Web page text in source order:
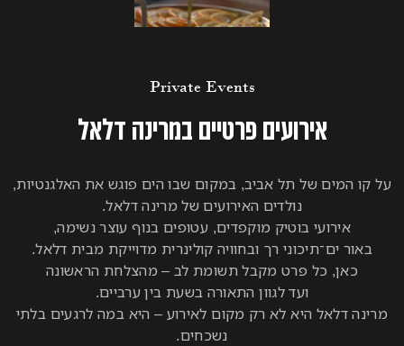
Private Events
אירועים פרטיים במרינה דלאל
על קו המים של תל אביב, במקום שבו הים פוגש את האלגנטיות,
נולדים האירועים של מרינה דלאל.
אירועי בוטיק מוקפדים, עטופים בנוף עוצר נשימה,
באור ים־תיכוני רך ובחוויה קולינרית מדוייקת מבית דלאל.
כאן, כל פרט מקבל תשומת לב – מהצלחת הראשונה
ועד לגוון התאורה בשעת בין ערביים.
מרינה דלאל היא לא רק מקום לאירוע – היא במה לרגעים בלתי
נשכחים.